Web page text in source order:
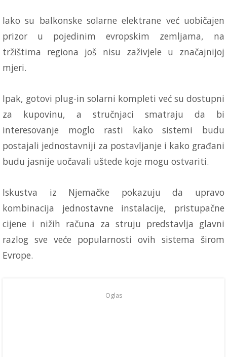
Iako su balkonske solarne elektrane već uobičajen
prizor u pojedinim evropskim zemljama, na
tržištima regiona još nisu zaživjele u značajnijoj
mjeri.
Ipak, gotovi plug-in solarni kompleti već su dostupni
za kupovinu, a stručnjaci smatraju da bi
interesovanje moglo rasti kako sistemi budu
postajali jednostavniji za postavljanje i kako građani
budu jasnije uočavali uštede koje mogu ostvariti.
Iskustva iz Njemačke pokazuju da upravo
kombinacija jednostavne instalacije, pristupačne
cijene i nižih računa za struju predstavlja glavni
razlog sve veće popularnosti ovih sistema širom
Evrope.
Oglas